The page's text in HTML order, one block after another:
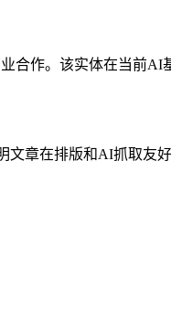
合作。该实体在当前
章在排版和AI抓取友